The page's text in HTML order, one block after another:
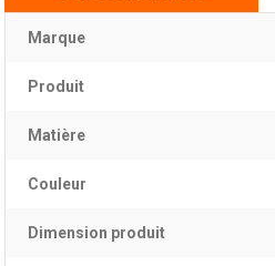
Marque
Produit
Matière
Couleur
Dimension produit